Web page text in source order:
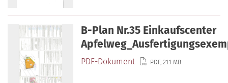
B-Plan Nr.35 Einkaufscenter
PDF-Dokument PDF, 21.1 MB